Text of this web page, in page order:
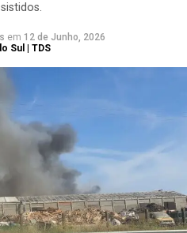
em 12 de Junho, 2026
Sul | TDS